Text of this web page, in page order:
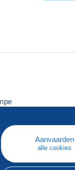
Aanvaarden
alle cookies